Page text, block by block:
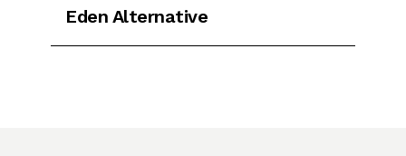
Eden Alternative